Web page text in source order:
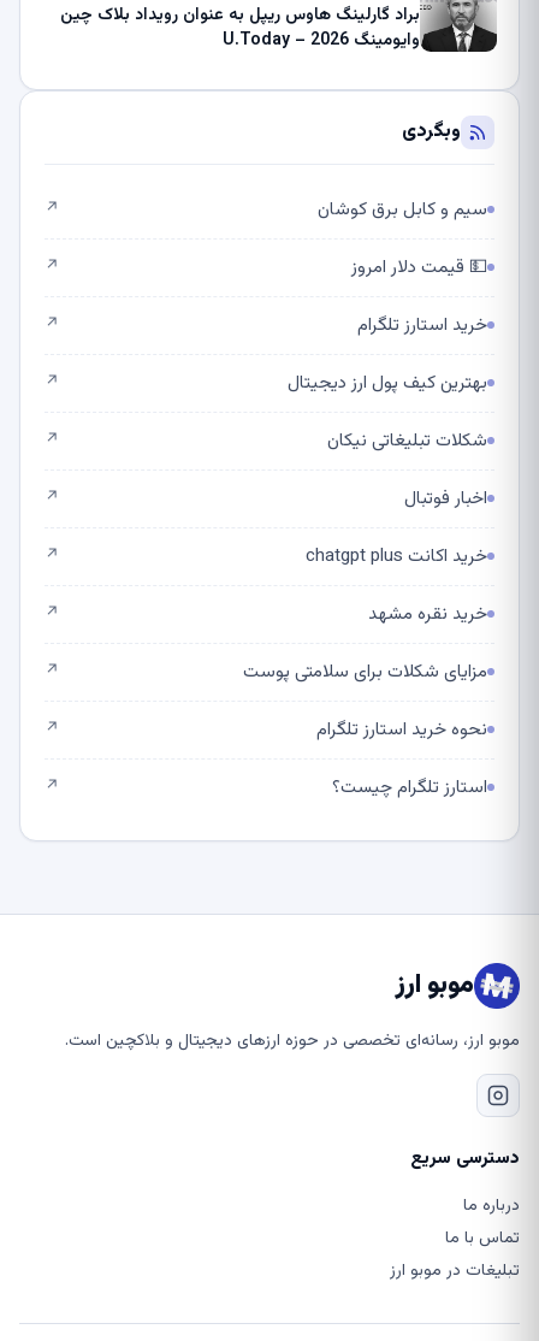
براد گارلینگ هاوس ریپل به عنوان رویداد بلاک چین
وایومینگ 2026 – U.Today
وبگردی
سیم و کابل برق کوشان ↗
💵 قیمت دلار امروز ↗
خرید استارز تلگرام ↗
بهترین کیف پول ارز دیجیتال ↗
شکلات تبلیغاتی نیکان ↗
اخبار فوتبال ↗
خرید اکانت chatgpt plus ↗
خرید نقره مشهد ↗
مزایای شکلات برای سلامتی پوست ↗
نحوه خرید استارز تلگرام ↗
استارز تلگرام چیست؟ ↗
موبو ارز
موبو ارز، رسانه‌ای تخصصی در حوزه ارزهای دیجیتال و بلاکچین است.
دسترسی سریع
درباره ما
تماس با ما
تبلیغات در موبو ارز